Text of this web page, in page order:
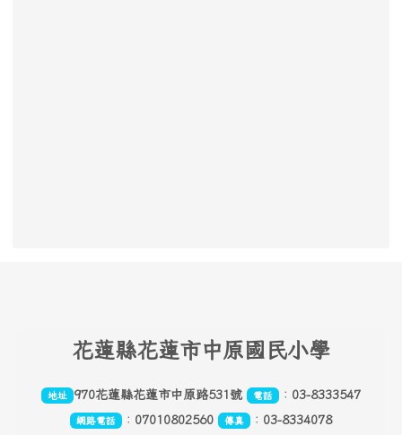
花蓮縣花蓮市中原國民小學
地址 970花蓮縣花蓮市中原路531號 電話 ： 03-8333547
網路電話 ： 07010802560 傳真 ： 03-8334078